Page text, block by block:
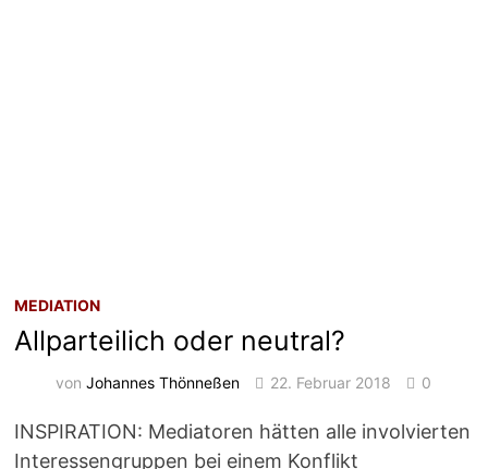
MEDIATION
Allparteilich oder neutral?
vonJohannes Thönneßen 22. Februar 2018 0
INSPIRATION: Mediatoren hätten alle involvierten
Interessengruppen bei einem Konflikt